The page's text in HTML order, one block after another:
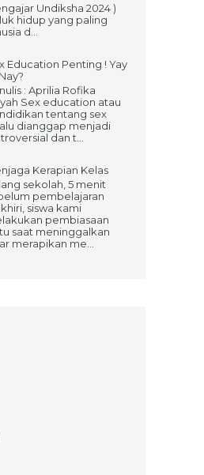
Undiksha 2024 )
hidup yang paling
d...
Education Penting ! Yay
: Aprilia Rofika
Sex education atau
tentang sex
dianggap menjadi
dan t...
Kerapian Kelas
sekolah, 5 menit
pembelajaran
siswa kami
pembiasaan
saat meninggalkan
merapikan me...